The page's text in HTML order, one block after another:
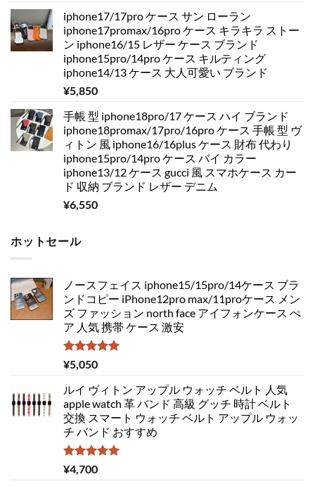
iphone17/17pro ケース サン ローラン
iphone17promax/16pro ケース キラキラ ストー
ン iphone16/15 レザー ケース ブランド
iphone15pro/14pro ケース キルティング
iphone14/13 ケース 大人可愛い ブランド
¥5,850
手帳 型 iphone18pro/17 ケース ハイ ブランド
iphone18promax/17pro/16pro ケース 手帳 型 ヴ
ィトン 風 iphone16/16plus ケース 財布 代わり
iphone15pro/14pro ケース バイ カラー
iphone13/12 ケース gucci 風 スマホケース カー
ド 収納 ブランド レザー デニム
¥6,550
ホットセール
ノースフェイス iphone15/15pro/14ケース ブラ
ンドコピー iPhone12pro max/11proケース メン
ズ ファッション north face アイフォンケース ぺ
ア 人気 携帯 ケース 激安
5段階中
5.00
¥5,050
ルイ ヴィトン アップル ウォッチ ベルト 人気
apple watch 革 バンド 高級 グッチ 時計 ベルト
交換 スマート ウォッチ ベルト アップル ウォッ
チ バンド おすすめ
5段階中
5.00
¥4,700